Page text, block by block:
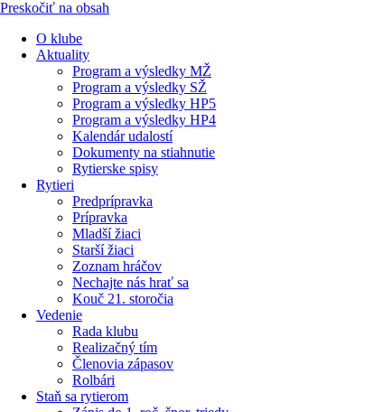
Preskočiť na obsah
O klube
Aktuality
Program a výsledky MŽ
Program a výsledky SŽ
Program a výsledky HP5
Program a výsledky HP4
Kalendár udalostí
Dokumenty na stiahnutie
Rytierske spisy
Rytieri
Predprípravka
Prípravka
Mladší žiaci
Starší žiaci
Zoznam hráčov
Nechajte nás hrať sa
Kouč 21. storočia
Vedenie
Rada klubu
Realizačný tím
Členovia zápasov
Rolbári
Staň sa rytierom